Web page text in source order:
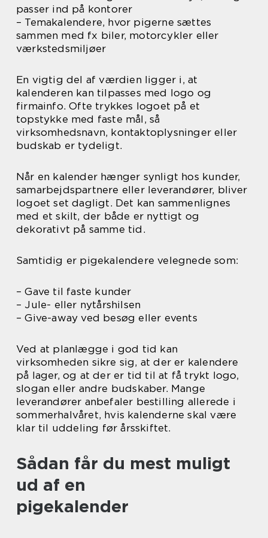
passer ind på kontorer
– Temakalendere, hvor pigerne sættes
sammen med fx biler, motorcykler eller
værkstedsmiljøer
En vigtig del af værdien ligger i, at
kalenderen kan tilpasses med logo og
firmainfo. Ofte trykkes logoet på et
topstykke med faste mål, så
virksomhedsnavn, kontaktoplysninger eller
budskab er tydeligt.
Når en kalender hænger synligt hos kunder,
samarbejdspartnere eller leverandører, bliver
logoet set dagligt. Det kan sammenlignes
med et skilt, der både er nyttigt og
dekorativt på samme tid.
Samtidig er pigekalendere velegnede som:
– Gave til faste kunder
– Jule- eller nytårshilsen
– Give-away ved besøg eller events
Ved at planlægge i god tid kan
virksomheden sikre sig, at der er kalendere
på lager, og at der er tid til at få trykt logo,
slogan eller andre budskaber. Mange
leverandører anbefaler bestilling allerede i
sommerhalvåret, hvis kalenderne skal være
klar til uddeling før årsskiftet.
Sådan får du mest muligt
ud af en
pigekalender